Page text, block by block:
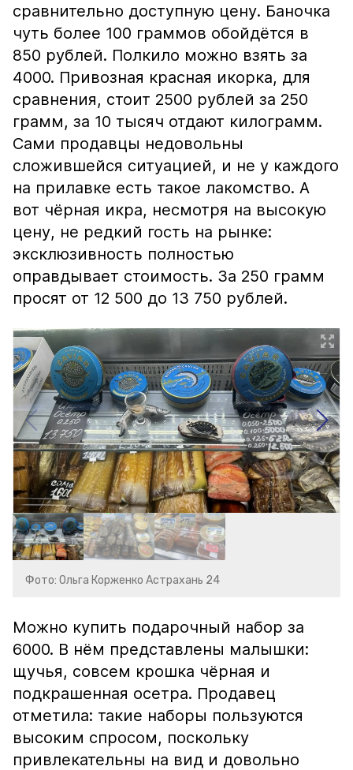
сравнительно доступную цену. Баночка
чуть более 100 граммов обойдётся в
850 рублей. Полкило можно взять за
4000. Привозная красная икорка, для
сравнения, стоит 2500 рублей за 250
грамм, за 10 тысяч отдают килограмм.
Сами продавцы недовольны
сложившейся ситуацией, и не у каждого
на прилавке есть такое лакомство. А
вот чёрная икра, несмотря на высокую
цену, не редкий гость на рынке:
эксклюзивность полностью
оправдывает стоимость. За 250 грамм
просят от 12 500 до 13 750 рублей.
Фото: Ольга Корженко Астрахань 24
Можно купить подарочный набор за
6000. В нём представлены малышки:
щучья, совсем крошка чёрная и
подкрашенная осетра. Продавец
отметила: такие наборы пользуются
высоким спросом, поскольку
привлекательны на вид и довольно